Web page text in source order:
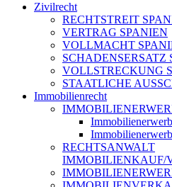
Zivilrecht
RECHTSTREIT
VERTRAG SPANIEN
VOLLMACHT
SCHADENSERSATZ
VOLLSTRECKUNG
STAATLICHE
Immobilienrecht
RECHTSANWALT
IMMOBILIENKAUF/